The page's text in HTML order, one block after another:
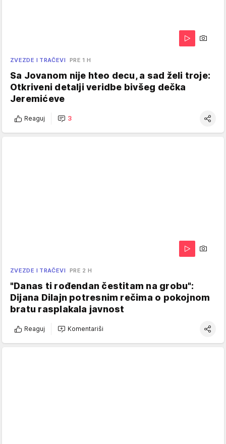
ZVEZDE I TRAČEVI PRE 1 H
Sa Jovanom nije hteo decu, a sad želi troje:
Otkriveni detalji veridbe bivšeg dečka
Jeremićeve
Reaguj 3
ZVEZDE I TRAČEVI PRE 2 H
"Danas ti rođendan čestitam na grobu":
Dijana Dilajn potresnim rečima o pokojnom
bratu rasplakala javnost
Reaguj Komentariši